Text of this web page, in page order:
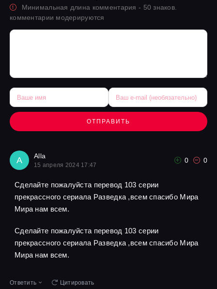
Минимальная длина комментария - 50 знаков.
комментарии модерируются
ОТПРАВИТЬ
A Alla
15 апреля 2024 17:47
0 0
Сделайте пожалуйста перевод 103 серии
прекрассного сериала Разведка ,всем спасибо Мира
Мира нам всем.
Сделайте пожалуйста перевод 103 серии
прекрассного сериала Разведка ,всем спасибо Мира
Мира нам всем.
Ответить Цитировать